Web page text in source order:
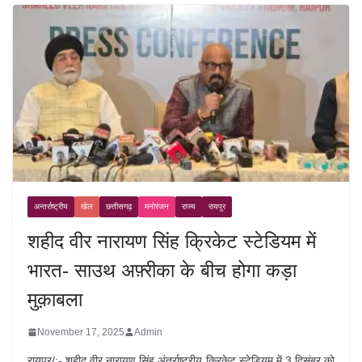
अन्तर्राष्ट्रीय खेल छत्तीसगढ़ मनोरंजन राज्य रायपुर
शहीद वीर नारायण सिंह क्रिकेट स्टेडियम में
भारत- साउथ अफ़्रीका के बीच होगा कड़ा
मुक़ाबला
November 17, 2025 Admin